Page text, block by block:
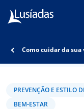
Lusíadas
Hospitais
Corpo
Clínico
Como cuidar da sua
PREVENÇÃO E ESTILO
BEM-ESTAR